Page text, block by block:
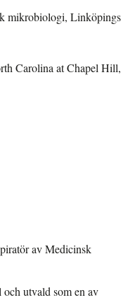
mikrobiologi, Linköpings
Carolina at Chapel Hill,
av Medicinsk
utvald som en av